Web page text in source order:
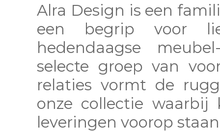
Alra Design is een
een begrip voor
hedendaagse
selecte groep van
relaties vormt de
onze collectie waarbij
leveringen voorop